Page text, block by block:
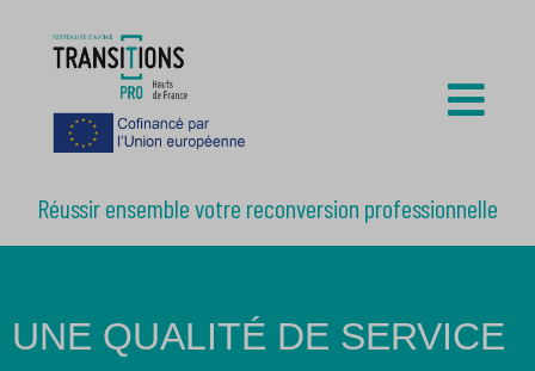
Réussir ensemble votre reconversion professionnelle
UNE QUALITÉ DE SERVICE